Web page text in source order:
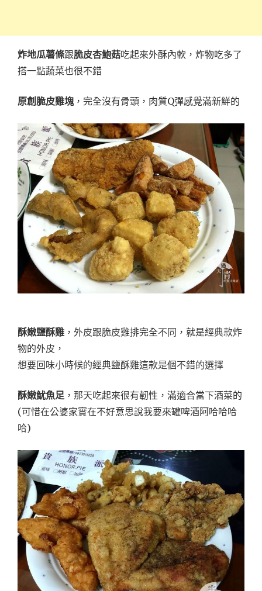
炸地瓜薯條跟脆皮杏鮑菇吃起來外酥內軟，炸物吃多了
搭一點蔬菜也很不錯
原創脆皮雞塊 ，完全沒有骨頭，肉質Q彈感覺滿新鮮的
酥嫩鹽酥雞 ，外皮跟脆皮雞排完全不同，就是經典款炸
物的外皮，
想要回味小時候的經典鹽酥雞這款是個不錯的選擇
酥嫩魷魚足 ，那天吃起來很有韌性，滿適合當下酒菜的
(可惜在公婆家實在不好意思說我要來罐啤酒阿哈哈哈
哈)